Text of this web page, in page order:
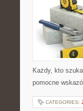
Każdy, kto
pomocne
CATEGORIES: